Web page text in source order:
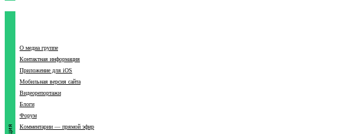
О медиа группе
Контактная информация
Приложение для iOS
Мобильная версия сайта
Видеорепортажи
Блоги
Форум
Комментарии — прямой эфир